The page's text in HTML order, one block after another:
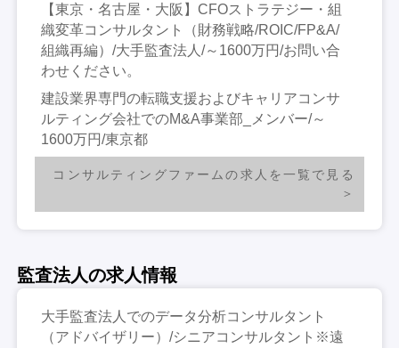
【東京・名古屋・大阪】CFOストラテジー・組
織変革コンサルタント（財務戦略/ROIC/FP&A/
組織再編）/大手監査法人/～1600万円/お問い合
わせください。
建設業界専門の転職支援およびキャリアコンサ
ルティング会社でのM&A事業部_メンバー/～
1600万円/東京都
コンサルティングファームの求人を一覧で見る
監査法人の求人情報
大手監査法人でのデータ分析コンサルタント
（アドバイザリー）/シニアコンサルタント※遠